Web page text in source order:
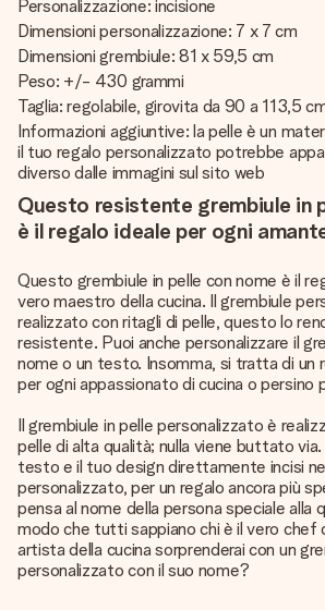
Personalizzazione: incisione
Dimensioni personalizzazione: 7 x 7 cm
Dimensioni grembiule: 81 x 59,5 cm
Peso: +/- 430 grammi
Taglia: regolabile, girovita da 90 a 113,5
Informazioni aggiuntive: la pelle è un
il tuo regalo personalizzato potrebbe
diverso dalle immagini sul sito web
Questo resistente grembiule in
è il regalo ideale per ogni
Questo grembiule in pelle con nome è il
vero maestro della cucina. Il grembiule
realizzato con ritagli di pelle, questo lo
resistente. Puoi anche personalizzare il
nome o un testo. Insomma, si tratta di un
per ogni appassionato di cucina o persino
Il grembiule in pelle personalizzato è
pelle di alta qualità; nulla viene buttato
testo e il tuo design direttamente incisi
personalizzato, per un regalo ancora più
pensa al nome della persona speciale alla
modo che tutti sappiano chi è il vero chef
artista della cucina sorprenderai con un
personalizzato con il suo nome?